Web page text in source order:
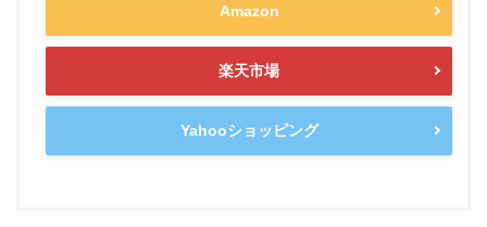
Amazon
楽天市場
Yahooショッピング